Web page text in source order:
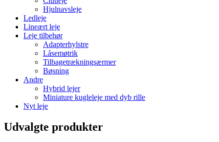
Hjulnavsleje
Ledleje
Lineært leje
Leje tilbehør
Adapterhylstre
Låsemøtrik
Tilbagetrækningsærmer
Bøsning
Andre
Hybrid lejer
Miniature kugleleje med dyb rille
Nyt leje
Udvalgte produkter